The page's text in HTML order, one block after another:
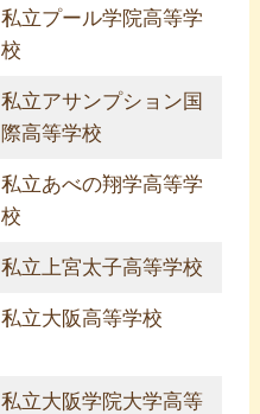
私立プール学院高等学
校
私立アサンプション国
際高等学校
私立あべの翔学高等学
校
私立上宮太子高等学校
私立大阪高等学校
私立大阪学院大学高等